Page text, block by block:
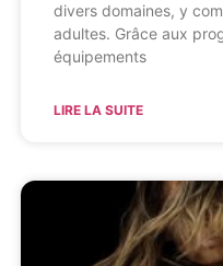
divers domaines, y
adultes. Grâce aux
équipements
LIRE LA SUITE